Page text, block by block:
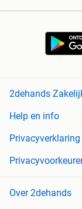
2dehands
Help en info
Privacyverklaring
Over 2dehands